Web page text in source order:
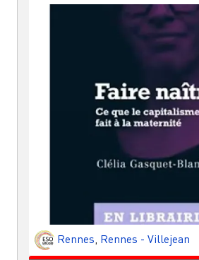
Rennes, Rennes - Villejean